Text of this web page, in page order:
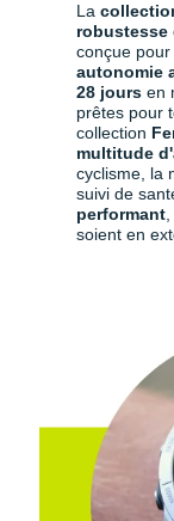
La
robustesse
conçue pour
autonomie
28 jours en
prêtes pour
collection
multitude
cyclisme, la
suivi de
performant
soient en